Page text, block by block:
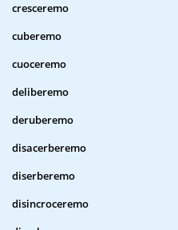
cresceremo
cuberemo
cuoceremo
deliberemo
deruberemo
disacerberemo
diserberemo
disincroceremo